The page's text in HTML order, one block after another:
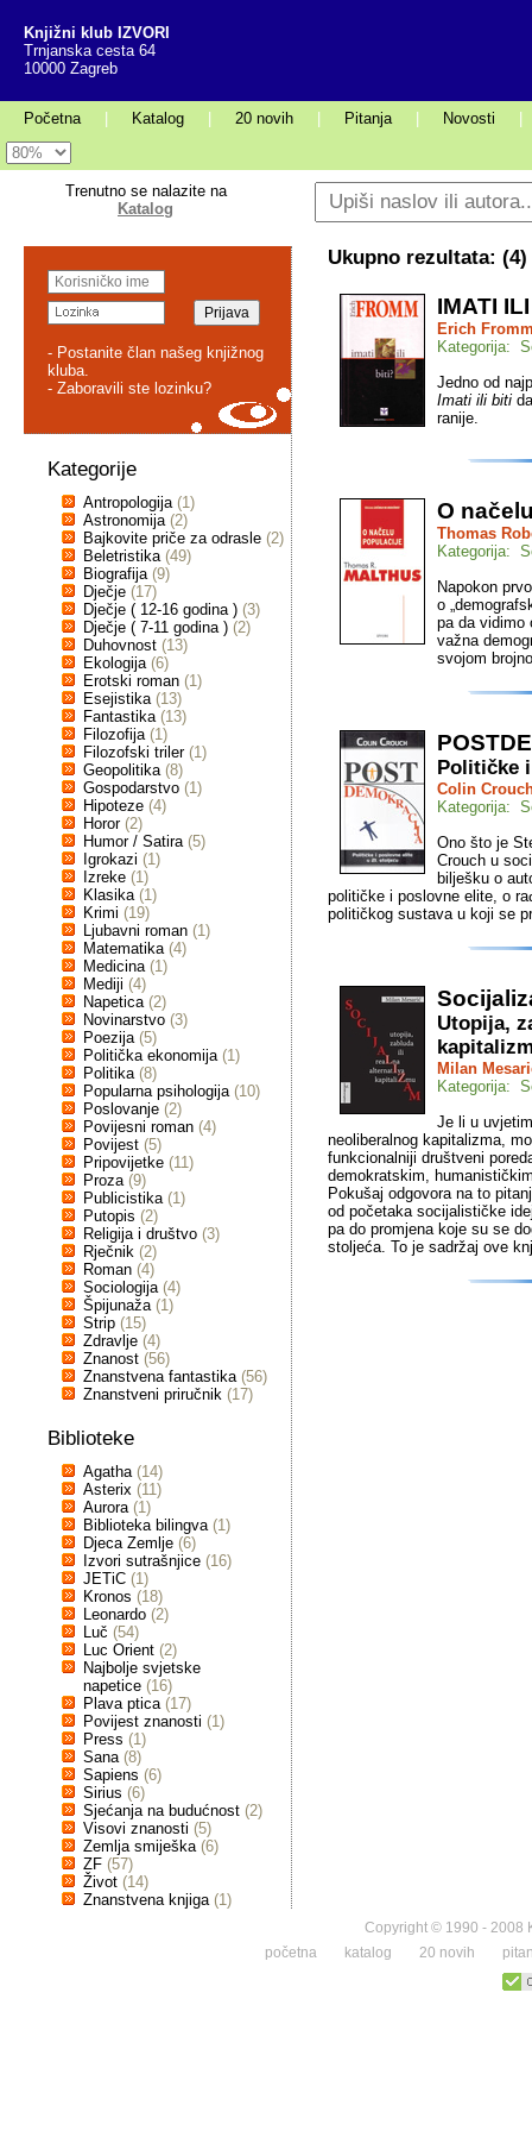
Knjižni klub IZVORI
Trnjanska cesta 64
10000 Zagreb
Početna Katalog 20 novih Pitanja Novosti
Trenutno se nalazite na
Katalog
- Postanite član našeg knjižnog
kluba.
- Zaboravili ste lozinku?
Kategorije
Antropologija (1)
Astronomija (2)
Bajkovite priče za odrasle (2)
Beletristika (49)
Biografija (9)
Dječje (17)
Dječje ( 12-16 godina ) (3)
Dječje ( 7-11 godina ) (2)
Duhovnost (13)
Ekologija (6)
Erotski roman (1)
Esejistika (13)
Fantastika (13)
Filozofija (1)
Filozofski triler (1)
Geopolitika (8)
Gospodarstvo (1)
Hipoteze (4)
Horor (2)
Humor / Satira (5)
Igrokazi (1)
Izreke (1)
Klasika (1)
Krimi (19)
Ljubavni roman (1)
Matematika (4)
Medicina (1)
Mediji (4)
Napetica (2)
Novinarstvo (3)
Poezija (5)
Politička ekonomija (1)
Politika (8)
Popularna psihologija (10)
Poslovanje (2)
Povijesni roman (4)
Povijest (5)
Pripovijetke (11)
Proza (9)
Publicistika (1)
Putopis (2)
Religija i društvo (3)
Rječnik (2)
Roman (4)
Sociologija (4)
Špijunaža (1)
Strip (15)
Zdravlje (4)
Znanost (56)
Znanstvena fantastika (56)
Znanstveni priručnik (17)
Biblioteke
Agatha (14)
Asterix (11)
Aurora (1)
Biblioteka bilingva (1)
Djeca Zemlje (6)
Izvori sutrašnjice (16)
JETiC (1)
Kronos (18)
Leonardo (2)
Luč (54)
Luc Orient (2)
Najbolje svjetske
napetice (16)
Plava ptica (17)
Povijest znanosti (1)
Press (1)
Sana (8)
Sapiens (6)
Sirius (6)
Sjećanja na budućnost (2)
Visovi znanosti (5)
Zemlja smiješka (6)
ZF (57)
Život (14)
Znanstvena knjiga (1)
Ukupno rezultata: (4)
IMATI
Erich
Kategorija:
Jedno od
Imati ili biti
ranije.
O
Thomas
Kategorija:
Napokon
o
pa da vidimo
važna
svojom
Političke
Colin
Kategorija:
Ono što je
Crouch u
bilješku o
političke i poslovne elite, o
političkog sustava u koji se
Utopija,
Milan
Kategorija:
Je li u
neoliberalnog kapitalizma,
funkcionalniji društveni
demokratskim,
Pokušaj odgovora na to
od početaka socijalističke
pa do promjena koje su se
stoljeća. To je sadržaj ove
Copyright © 1990 - 2008
početna
katalog 20 novih